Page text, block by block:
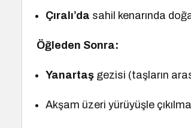
Çıralı’da sahil kenarında
Öğleden Sonra:
Yanartaş gezisi (taşların
Akşam üzeri yürüyüşle